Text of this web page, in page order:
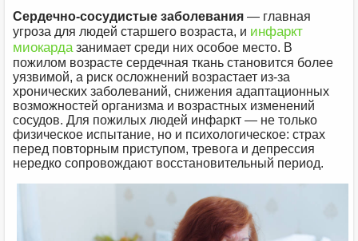
Сердечно-сосудистые заболевания — главная
угроза для людей старшего возраста, и инфаркт
миокарда занимает среди них особое место. В
пожилом возрасте сердечная ткань становится более
уязвимой, а риск осложнений возрастает из-за
хронических заболеваний, снижения адаптационных
возможностей организма и возрастных изменений
сосудов. Для пожилых людей инфаркт — не только
физическое испытание, но и психологическое: страх
перед повторным приступом, тревога и депрессия
нередко сопровождают восстановительный период.